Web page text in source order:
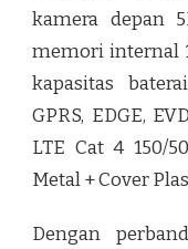
kamera depan
memori internal
kapasitas
GPRS, EDGE,
LTE Cat 4 150/
Metal + Cover
Dengan